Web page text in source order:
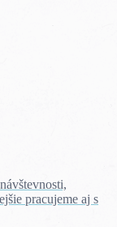
pracujeme aj s